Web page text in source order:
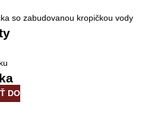
so zabudovanou kropičkou vody
DO